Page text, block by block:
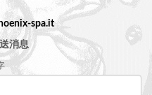
spa.it
消息